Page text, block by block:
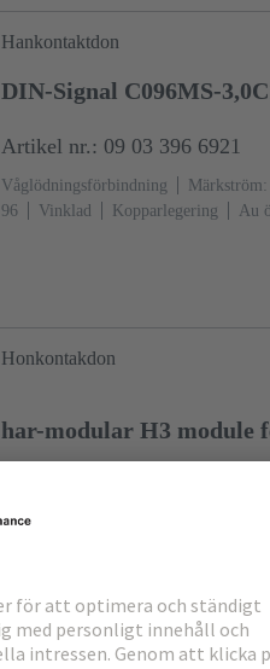
Hankontaktdon
DIN-Signal C096MS-
Artikel nr.: 09 03 396 6921
Våglödningsförbindning
96
Vinklad Kopparlegering
Au
Kodning: Kodning med
Honkontakdon
har-modular H3 module
Genomlödningsteknik (THR),
2
Polyamid (PA) Svart